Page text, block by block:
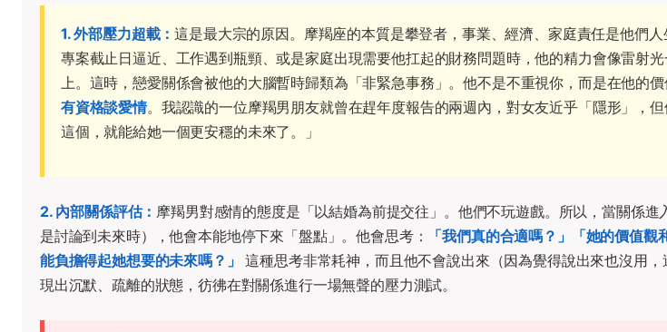
1. 外部壓力超載：這是最大宗的原因。摩羯座的本質是攀登者，事業、經濟、家庭責任是他們
專案截止日逼近、工作遇到瓶頸、或是家庭出現需要他扛起的財務問題時，他的精力會像雷射光
上。這時，戀愛關係會被他的大腦暫時歸類為「非緊急事務」。他不是不重視你，而是在他的價
有資格談愛情。我認識的一位摩羯男朋友就曾在趕年度報告的兩週內，對女友近乎「隱形」，
這個，就能給她一個更安穩的未來了。」
2. 內部關係評估： 摩羯男對感情的態度是「以結婚為前提交往」。他們不玩遊戲。所以，當關係
是討論到未來時），他會本能地停下來「盤點」。他會思考：
「我們真的合適嗎？」「她的價值
能負擔得起她想要的未來嗎？」 這種思考非常耗神，而且他不會說出來（因為覺得說出來也沒用
現出沉默、疏離的狀態，彷彿在對關係進行一場無聲的壓力測試。